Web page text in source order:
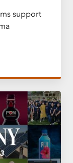
support